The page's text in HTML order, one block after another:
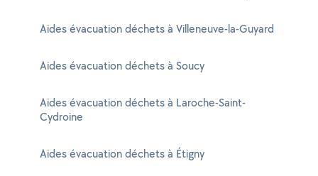
Aides évacuation déchets à Villeneuve-la-Guyard
Aides évacuation déchets à Soucy
Aides évacuation déchets à Laroche-Saint-
Cydroine
Aides évacuation déchets à Étigny